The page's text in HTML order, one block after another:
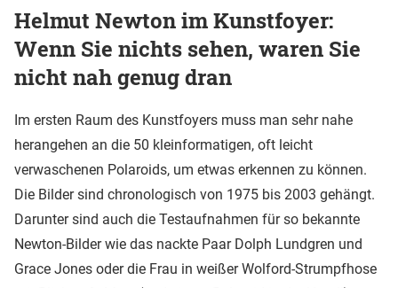
Helmut Newton im Kunstfoyer:
Wenn Sie nichts sehen, waren Sie
nicht nah genug dran
Im ersten Raum des Kunstfoyers muss man sehr nahe
herangehen an die 50 kleinformatigen, oft leicht
verwaschenen Polaroids, um etwas erkennen zu können.
Die Bilder sind chronologisch von 1975 bis 2003 gehängt.
Darunter sind auch die Testaufnahmen für so bekannte
Newton-Bilder wie das nackte Paar Dolph Lundgren und
Grace Jones oder die Frau in weißer Wolford-Strumpfhose